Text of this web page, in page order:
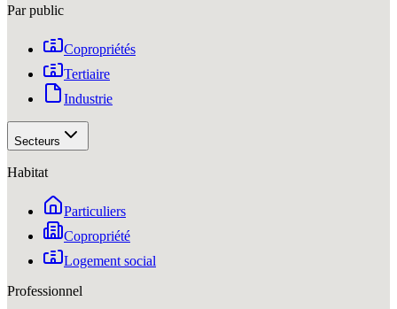
Par public
Copropriétés
Tertiaire
Industrie
Secteurs
Habitat
Particuliers
Copropriété
Logement social
Professionnel